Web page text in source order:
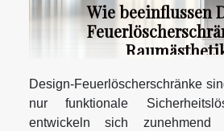
Wie beeinflussen
Design-Feuerlöscherschränke
nur funktionale
entwickeln sich zunehmend